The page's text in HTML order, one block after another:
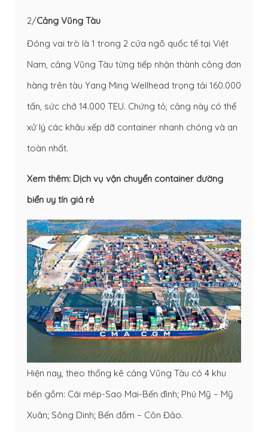
2/Cảng Vũng Tàu
Đóng vai trò là 1 trong 2 cửa ngõ quốc tế tại Việt
Nam, cảng Vũng Tàu từng tiếp nhận thành công đơn
hàng trên tàu Yang Ming Wellhead trọng tải 160.000
tấn, sức chở 14.000 TEU. Chứng tỏ, cảng này có thể
xử lý các khâu xếp dỡ container nhanh chóng và an
toàn nhất.
Xem thêm: Dịch vụ vận chuyển container đường
biển uy tín giá rẻ
Hiện nay, theo thống kê cảng Vũng Tàu có 4 khu
bến gồm: Cái mép-Sao Mai-Bến đình; Phú Mỹ – Mỹ
Xuân; Sông Dinh; Bến đầm – Côn Đảo.